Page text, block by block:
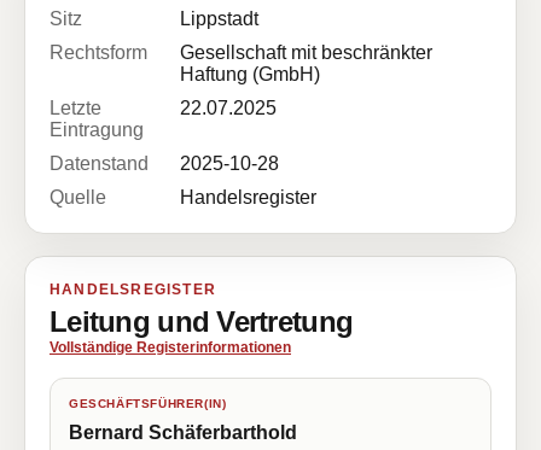
Sitz
Lippstadt
Rechtsform
Gesellschaft mit beschränkter
Haftung (GmbH)
Letzte
Eintragung
22.07.2025
Datenstand
2025-10-28
Quelle
Handelsregister
HANDELSREGISTER
Leitung und Vertretung
Vollständige Registerinformationen
GESCHÄFTSFÜHRER(IN)
Bernard Schäferbarthold